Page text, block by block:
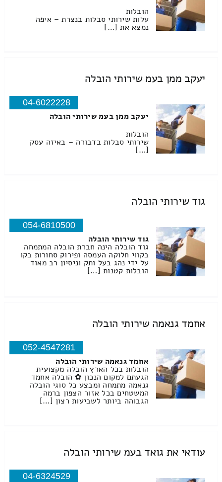
הובלות
עלות שירותי סבלות בנצרת – איפה
נמצא את […]
יעקב ממן בעמ שירותי הובלה
04-6022228
יעקב ממן בעמ שירותי הובלה
הובלות
שירותי סבלות בדבורה – באיזה עסק
[…]
גוד שירותי הובלה
054-6810500
גוד שירותי הובלה
גוד הובלה הינה חברת הובלה המתמחה
בקווי חלוקה העמסה ופירוק סחורות בקו
על ידי נהג בעל ותק וניסיון רב מאוד
הובלות קטנות […]
אחמד גנאמה שירותי הובלה
052-4547281
אחמד גנאמה שירותי הובלה
הובלות בכל הארץ הובלה מקצועית
הגעתם למקום הנכון ✿ הובלה אחמד
גנאמה מתמחה ומבצע כל סוגי הובלה
המשטחים בכל אזור הצפון ברמה
הגבוהה ביותר לשביעות רצון […]
עודאי את גואד בעמ שירותי הובלה
04-6324529